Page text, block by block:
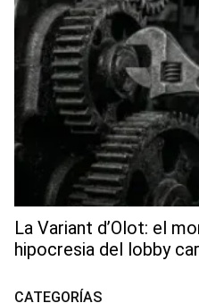
La Variant d’Olot: el
hipocresia del lobby
CATEGORÍAS